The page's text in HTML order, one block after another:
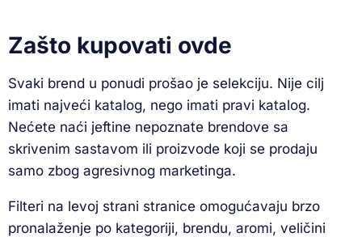
Zašto kupovati ovde
Svaki brend u ponudi prošao je selekciju. Nije cilj
imati najveći katalog, nego imati pravi katalog.
Nećete naći jeftine nepoznate brendove sa
skrivenim sastavom ili proizvode koji se prodaju
samo zbog agresivnog marketinga.
Filteri na levoj strani stranice omogućavaju brzo
pronalaženje po kategoriji, brendu, aromi, veličini